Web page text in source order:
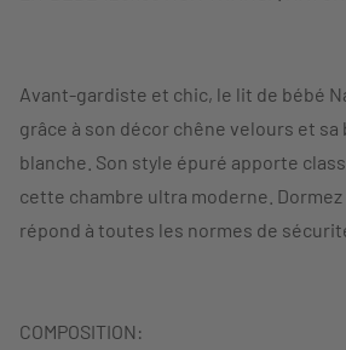
Avant-gardiste et chic, le lit de bébé
grâce à son décor chêne velours et
blanche. Son style épuré apporte
cette chambre ultra moderne.
répond à toutes les normes de
COMPOSITION: